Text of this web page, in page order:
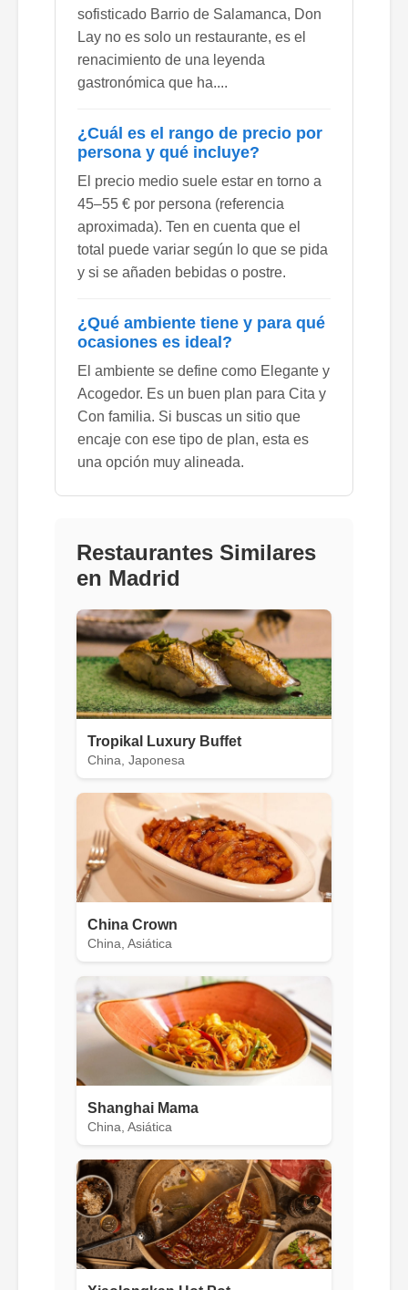
sofisticado Barrio de Salamanca, Don
Lay no es solo un restaurante, es el
renacimiento de una leyenda
gastronómica que ha....
¿Cuál es el rango de precio por
persona y qué incluye?
El precio medio suele estar en torno a
45–55 € por persona (referencia
aproximada). Ten en cuenta que el
total puede variar según lo que se pida
y si se añaden bebidas o postre.
¿Qué ambiente tiene y para qué
ocasiones es ideal?
El ambiente se define como Elegante y
Acogedor. Es un buen plan para Cita y
Con familia. Si buscas un sitio que
encaje con ese tipo de plan, esta es
una opción muy alineada.
Restaurantes Similares
en Madrid
Tropikal Luxury Buffet
China, Japonesa
China Crown
China, Asiática
Shanghai Mama
China, Asiática